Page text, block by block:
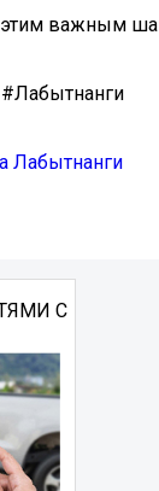
этим важным
Лабытнанги
С